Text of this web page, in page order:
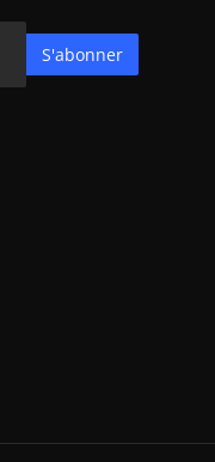
S'abonner